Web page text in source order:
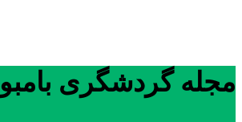
مجله گردشگری بامبو